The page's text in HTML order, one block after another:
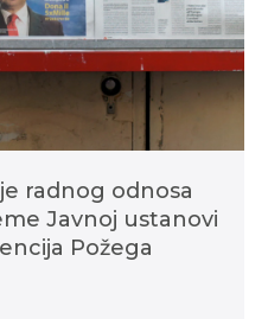
radnog odnosa
Javnoj ustanovi
Požega